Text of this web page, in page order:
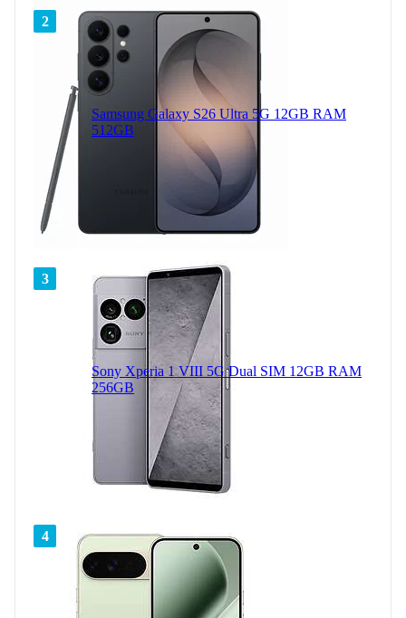
2
Samsung Galaxy S26 Ultra 5G 12GB RAM
512GB
3
Sony Xperia 1 VIII 5G Dual SIM 12GB RAM
256GB
4